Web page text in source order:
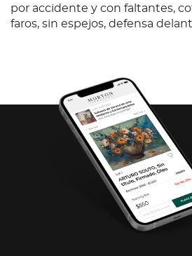
por accidente y con faltantes,
faros, sin espejos, defensa
tenencias en copia, es
certificarlas.
Ubicación: Puebla ;
accidentada sin prueba de
se garantiza funcionamiento,
aceite, dañado y con faltantes,
transmisión estándar
tanques de combustible